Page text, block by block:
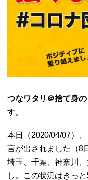
つなワタリ＠捨て身
す。
本日（2020/04/07）、
言が出されました（8
埼玉、千葉、神奈川
し。この状況はきっ